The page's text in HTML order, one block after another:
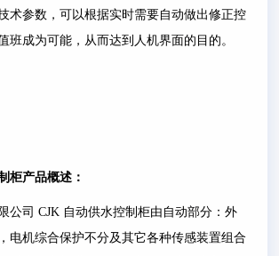
术参数，可以根据实时需要自动做出修正控
班成为可能，从而达到人机界面的目的。
柜产品概述：
公司 CJK 自动供水控制柜由自动部分：外
电机综合保护不分及其它各种传感装置组合